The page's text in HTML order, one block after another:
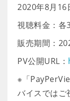
2020年8月16
視聴料金：各
販売期間：
PV公開URL：
※「
バイスではご